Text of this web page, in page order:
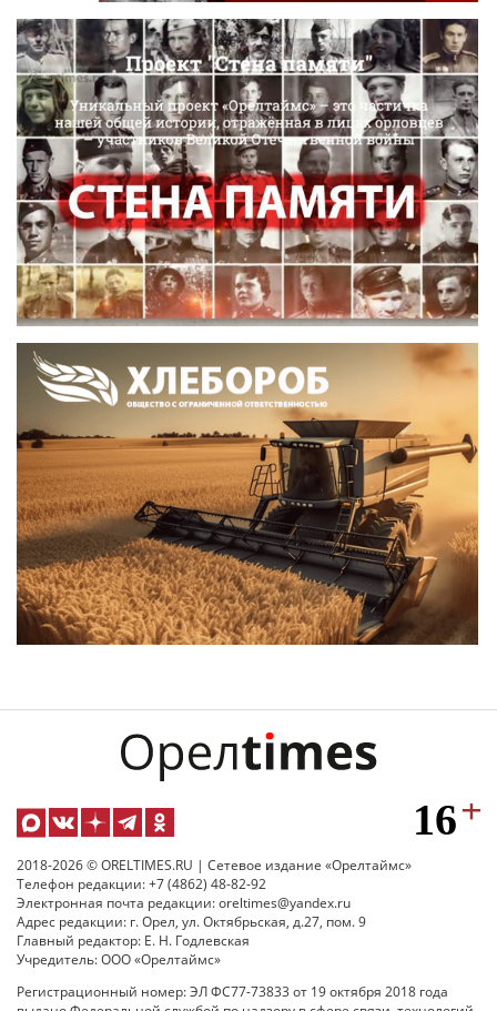
2018-2026 © ORELTIMES.RU | Сетевое издание «Орелтаймс»
Телефон редакции: +7 (4862) 48-82-92
Электронная почта редакции: oreltimes@yandex.ru
Адрес редакции: г. Орел, ул. Октябрьская, д.27, пом. 9
Главный редактор: Е. Н. Годлевская
Учредитель: ООО «Орелтаймс»
Регистрационный номер: ЭЛ ФС77-73833 от 19 октября 2018 года